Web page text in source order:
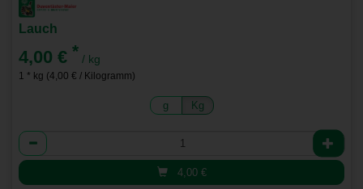
Lauch
4,00 € * / kg
1 * kg (4,00 € / Kilogramm)
g Kg
Anzahl
4,00 €